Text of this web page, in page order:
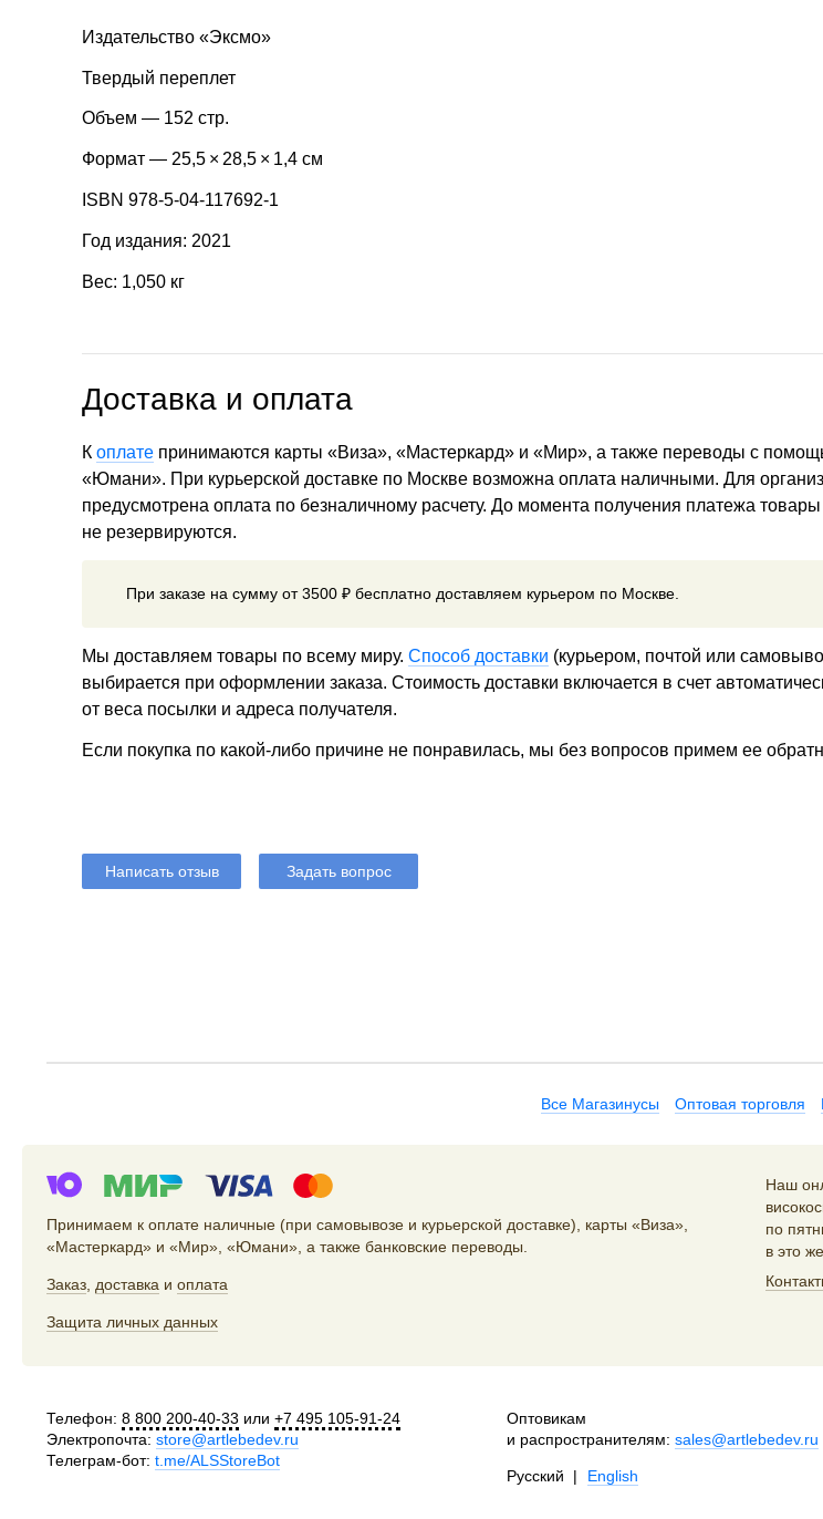
Издательство «Эксмо»
Твердый переплет
Объем — 152 стр.
Формат — 25,5 × 28,5 × 1,4 см
ISBN 978-5-04-117692-1
Год издания: 2021
Вес: 1,050 кг
Доставка и оплата
К оплате принимаются карты «Виза», «Мастеркард» и «Мир», а также переводы с
«Юмани». При курьерской доставке по Москве возможна оплата наличными. Для
предусмотрена оплата по безналичному расчету. До момента получения платежа товары
не резервируются.
При заказе на сумму от 3500 ₽ бесплатно доставляем курьером по Москве.
Мы доставляем товары по всему миру. Способ доставки (курьером, почтой или
выбирается при оформлении заказа. Стоимость доставки включается в счет
от веса посылки и адреса получателя.
Если покупка по какой-либо причине не понравилась, мы без вопросов примем ее
Написать отзыв Задать вопрос
Все Магазинусы Оптовая торговля
Принимаем к оплате наличные (при самовывозе и курьерской доставке), карты «Виза»,
«Мастеркард» и «Мир», «Юмани», а также банковские переводы.
Заказ доставка и оплата
Защита личных данных
Наш
по
в это
Телефон: 8 800 200-40-33 или +7 495 105-91-24
Электропочта: store@artlebedev.ru
Телеграм-бот: t.me/ALSStoreBot
Оптовикам
и распространителям: sales@artlebedev.ru
Русский | English